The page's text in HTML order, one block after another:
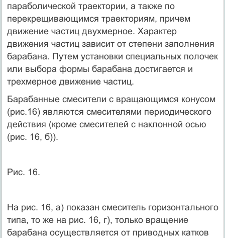
параболической траектории, а также по
перекрещивающимся траекториям, причем
движение частиц двухмерное. Характер
движения частиц зависит от степени заполнения
барабана. Путем установки специальных полочек
или выбора формы барабана достигается и
трехмерное движение частиц.
Барабанные смесители с вращающимся конусом
(рис.16) являются смесителями периодического
действия (кроме смесителей с наклонной осью
(рис. 16, б)).
Рис. 16.
На рис. 16, а) показан смеситель горизонтального
типа, то же на рис. 16, г), только вращение
барабана осуществляется от приводных катков